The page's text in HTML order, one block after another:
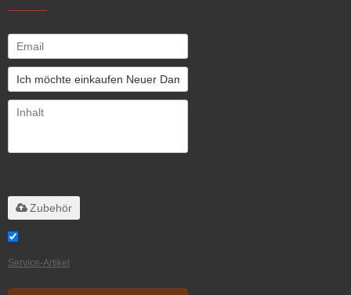
Zubehör
Service-Artikel